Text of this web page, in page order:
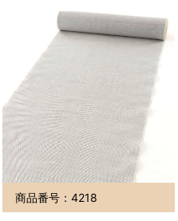
商品番号：4218